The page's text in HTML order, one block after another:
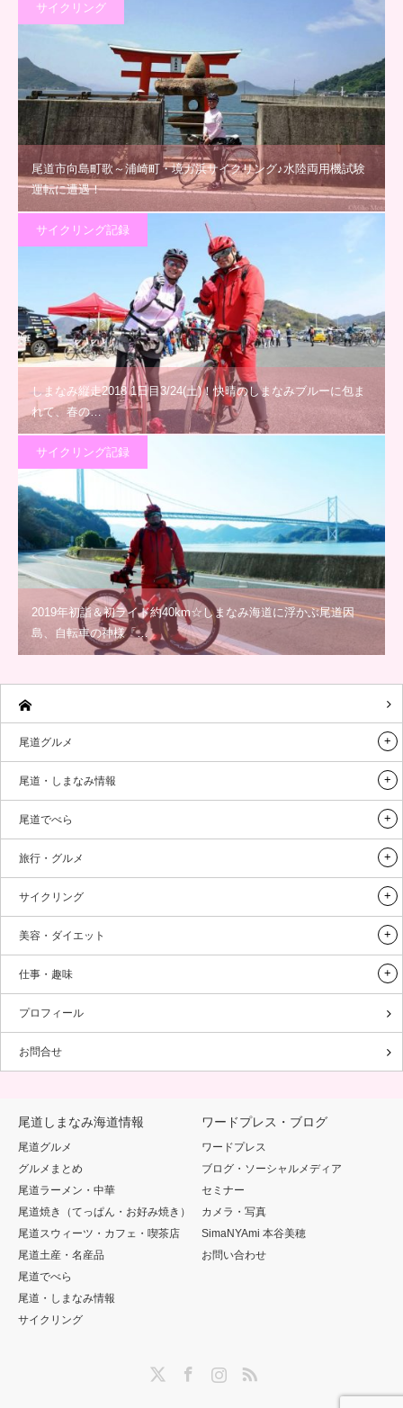
サイクリング
尾道市向島町歌～浦崎町・境ガ浜サイクリング♪水陸両用機試験
運転に遭遇！
サイクリング記録
しまなみ縦走2018 1日目3/24(土)！快晴のしまなみブルーに包ま
れて、春の…
サイクリング記録
2019年初詣＆初ライド約40km☆しまなみ海道に浮かぶ尾道因
島、自転車の神様「…
尾道グルメ
尾道・しまなみ情報
尾道でべら
旅行・グルメ
サイクリング
美容・ダイエット
仕事・趣味
プロフィール
お問合せ
尾道しまなみ海道情報
尾道グルメ
グルメまとめ
尾道ラーメン・中華
尾道焼き（てっぱん・お好み焼き）
尾道スウィーツ・カフェ・喫茶店
尾道土産・名産品
尾道でべら
尾道・しまなみ情報
サイクリング
ワードプレス・ブログ
ワードプレス
ブログ・ソーシャルメディア
セミナー
カメラ・写真
SimaNYAmi 本谷美穂
お問い合わせ
InstagramRSS